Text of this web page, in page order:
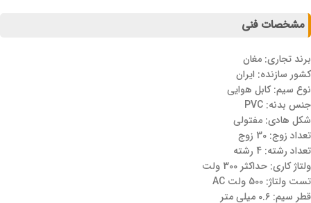
مشخصات فنی
برند تجاری: مغان
کشور سازنده: ایران
نوع سیم: کابل هوایی
جنس بدنه: PVC
شکل هادی: مفتولی
تعداد زوج: 30 زوج
تعداد رشته: 4 رشته
ولتاژ کاری: حداکثر 300 ولت
تست ولتاژ: 500 ولت AC
قطر سیم: 0.6 میلی متر